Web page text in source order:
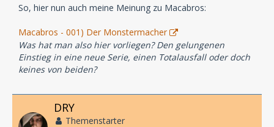
So, hier nun auch meine Meinung zu Macabros:
Macabros - 001) Der Monstermacher
Was hat man also hier vorliegen? Den gelungenen
Einstieg in eine neue Serie, einen Totalausfall oder doch
keines von beiden?
DRY
Themenstarter